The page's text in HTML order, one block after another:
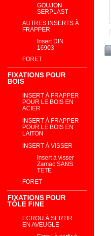
GOUJON
SERPLAST
AUTRES INSERTS À
FRAPPER
Insert DIN
16903
FORET
FIXATIONS POUR
BOIS
INSERT À FRAPPER
POUR LE BOIS EN
ACIER
INSERT À FRAPPER
POUR LE BOIS EN
LAITON
INSERT À VISSER
Insert à visser
Zamac SANS
TETE
FORET
FIXATIONS POUR
TÔLE FINE
ECROU À SERTIR
EN AVEUGLE